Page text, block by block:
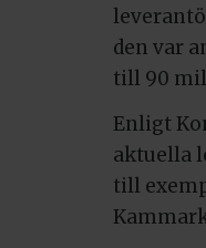
den var
till 90
Enligt
aktuella
till